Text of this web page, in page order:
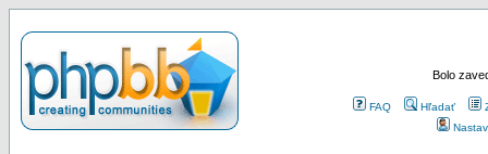
Bolo
FAQ Hľadať